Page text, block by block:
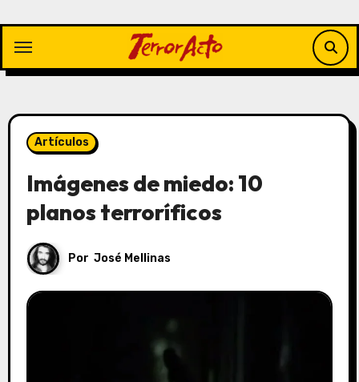
contenido
Artículos
Imágenes de miedo: 10
planos terroríficos
Por José Mellinas